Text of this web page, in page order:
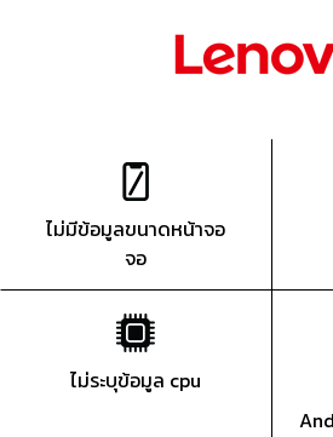
ไม่มีข้อมูลขนาดหน้าจอ
จอ
ไม่ระบุข้อมูล cpu